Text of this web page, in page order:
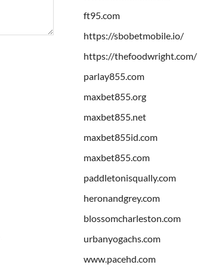
ft95.com
https://sbobetmobile.io/
https://thefoodwright.com/
parlay855.com
maxbet855.org
maxbet855.net
maxbet855id.com
maxbet855.com
paddletonisqually.com
heronandgrey.com
blossomcharleston.com
urbanyogachs.com
www.pacehd.com